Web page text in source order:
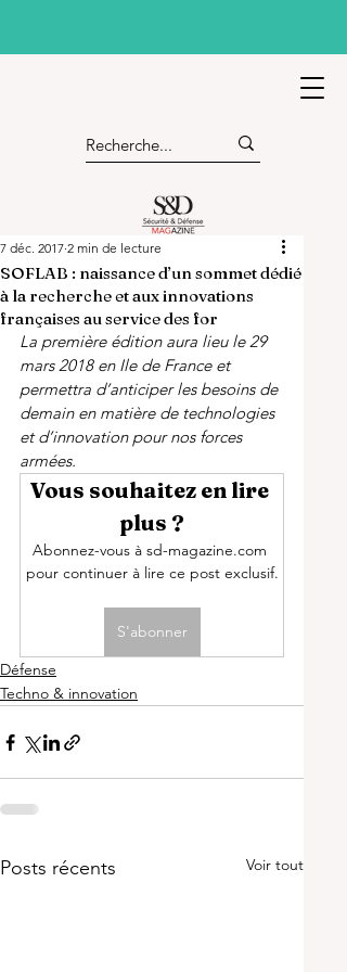
SOFLAB : naissance d’un sommet dédié
à la recherche et aux innovations
françaises au service des for
7 déc. 2017 2 min de lecture
La première édition aura lieu le 29
mars 2018 en Ile de France et
permettra d’anticiper les besoins de
demain en matière de technologies
et d’innovation pour nos forces
armées.
Vous souhaitez en lire
plus ?
Abonnez-vous à sd-magazine.com
pour continuer à lire ce post exclusif.
S'abonner
Défense
Techno & innovation
Posts récents Voir tout